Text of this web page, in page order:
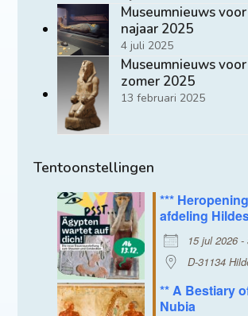
Museumnieuws
najaar 2025
4 juli 2025
Museumnieuws
zomer 2025
13 februari 2025
Tentoonstellingen
***
afdeling
15 jul 2026
D-31134
** A Bestiary
Nubia